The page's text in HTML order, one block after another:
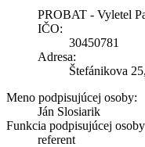
PROBAT - Vyletel
IČO:
30450781
Adresa:
Štefánikova
Meno podpisujúcej osoby:
Ján Slosiarik
Funkcia podpisujúcej
referent